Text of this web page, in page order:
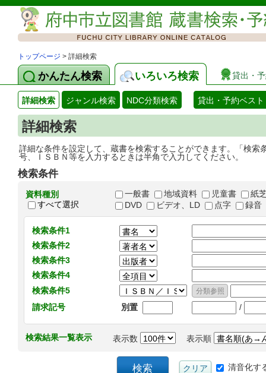
トップページ > 詳細検索
かんたん検索 いろいろ検索 貸出・
詳細検索 ジャンル検索 NDC分類検索 貸出・予約ベスト
詳細検索
詳細な条件を設定して、蔵書を検索することができます。「検
号、ＩＳＢＮ等を入力するときは半角で入力してください。
検索条件
資料種別
すべて選択
一般書 地域資料 児童書
紙
DVD
ビデオ、LD 点字 録音
検索条件1
検索条件2
検索条件3
検索条件4
検索条件5
請求記号
別置 /
検索結果一覧表示 表示数 表示順
清音化す